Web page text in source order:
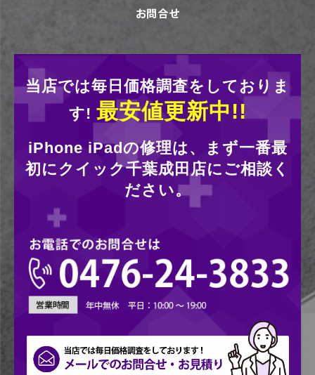
当店では毎日価格調査をしておりま
す! 最安値更新中!!
iPhone iPadの修理は、まず一番最
初にクイック千葉成田店にご相談く
ださい。